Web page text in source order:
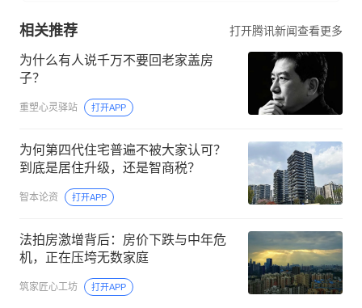
相关推荐 打开腾讯新闻查看更多
为什么有人说千万不要回老家盖房
子？
重塑心灵驿站 打开APP
为何第四代住宅普遍不被大家认可？
到底是居住升级，还是智商税？
智本论资 打开APP
法拍房激增背后：房价下跌与中年危
机，正在压垮无数家庭
筑家匠心工坊 打开APP